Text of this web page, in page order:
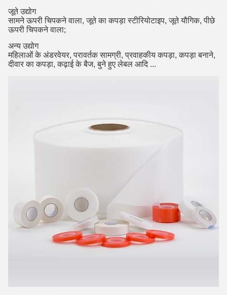
जूते उद्योग
सामने ऊपरी चिपकने वाला, जूते का कपड़ा स्टीरियोटाइप, जूते यौगिक, पीछे
ऊपरी चिपकने वाला;
अन्य उद्योग
महिलाओं के अंडरवेयर, परावर्तक सामग्री, प्रवाहकीय कपड़ा, कपड़ा बनाने,
दीवार का कपड़ा, कढ़ाई के बैज, बुने हुए लेबल आदि ...